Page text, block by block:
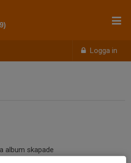
Logga in
album skapade